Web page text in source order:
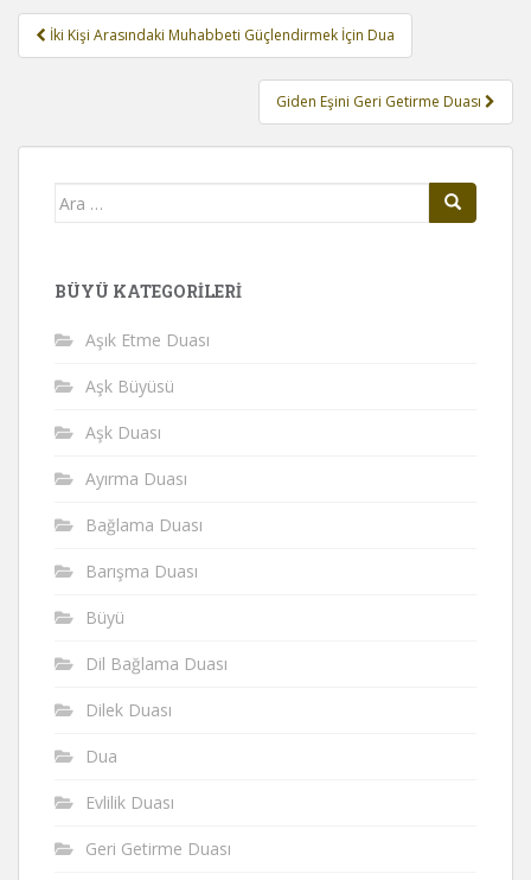
Yazı
gezinmesi
İki Kişi Arasındaki Muhabbeti Güçlendirmek İçin Dua
Giden Eşini Geri Getirme Duası
Arama
BÜYÜ KATEGORILERI
Aşık Etme Duası
Aşk Büyüsü
Aşk Duası
Ayırma Duası
Bağlama Duası
Barışma Duası
Büyü
Dil Bağlama Duası
Dilek Duası
Dua
Evlilik Duası
Geri Getirme Duası